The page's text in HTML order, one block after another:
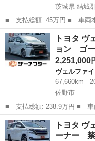
茨城県 結城
■ 支払総額: 45万円 ■ 車両本体価格： 380,000 円 ■ メーカー
名： トヨタ ■ 車種名： ヴ
４Ｚ プラチナセレクショ
カメラ ナビ Ｔ...
茨城 結城郡 ヴェルフ
トヨタ
ョン ゴ
2,251,000
ヴェルファ
67,660km
佐野市
■ 支払総額: 238.9万円 ■ 車両本体価格： 2,251,000 円 ■ メーカ
ー名： トヨタ ■ 車種名：
２．５Ｚ Ａエディション
リスタエア...
栃木 佐野市 ヴェルフ
トヨタ
ーナー